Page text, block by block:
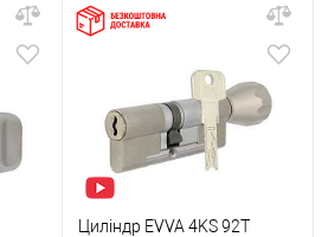
Циліндр EVVA 4KS 92T